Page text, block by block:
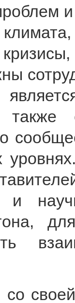
также
и